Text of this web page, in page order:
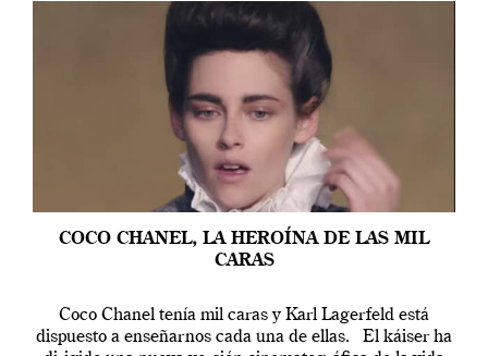
COCO CHANEL, LA HEROÍNA DE LAS MIL
CARAS
Coco Chanel tenía mil caras y Karl Lagerfeld está
dispuesto a enseñarnos cada una de ellas. El káiser ha